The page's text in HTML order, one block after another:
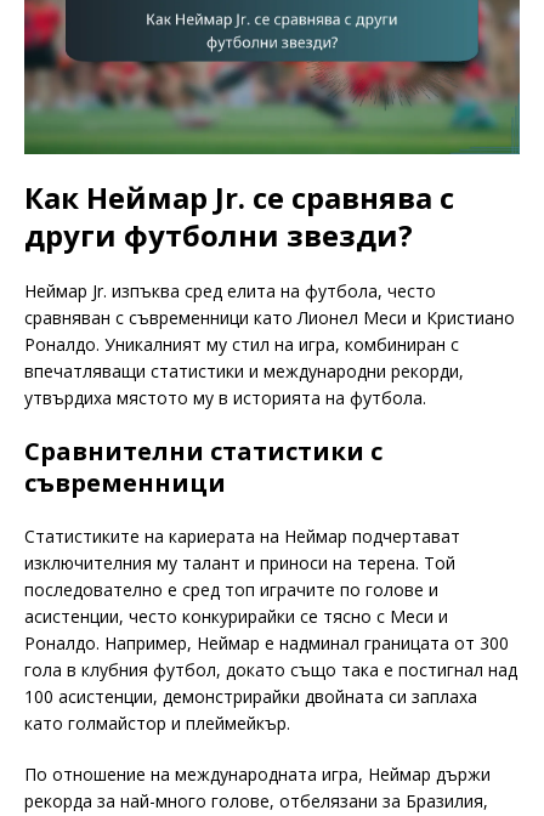
Как Неймар Jr. се сравнява с
други футболни звезди?
Неймар Jr. изпъква сред елита на футбола, често
сравняван с съвременници като Лионел Меси и Кристиано
Роналдо. Уникалният му стил на игра, комбиниран с
впечатляващи статистики и международни рекорди,
утвърдиха мястото му в историята на футбола.
Сравнителни статистики с
съвременници
Статистиките на кариерата на Неймар подчертават
изключителния му талант и приноси на терена. Той
последователно е сред топ играчите по голове и
асистенции, често конкурирайки се тясно с Меси и
Роналдо. Например, Неймар е надминал границата от 300
гола в клубния футбол, докато също така е постигнал над
100 асистенции, демонстрирайки двойната си заплаха
като голмайстор и плеймейкър.
По отношение на международната игра, Неймар държи
рекорда за най-много голове, отбелязани за Бразилия,